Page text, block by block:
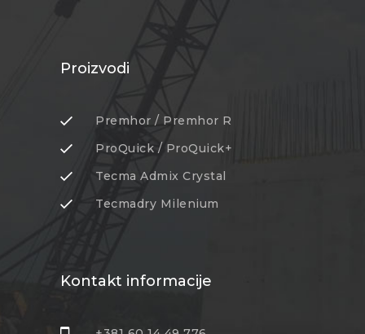
Proizvodi
Premhor / Premhor R
ProQuick / ProQuick+
Tecma Admix Crystal
Tecmadry Milenium
Kontakt informacije